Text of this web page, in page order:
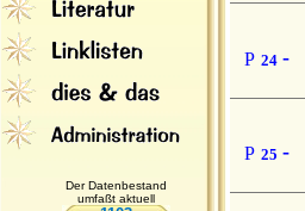
Der Datenbestand
umfaßt aktuell
P 24 -
P 25 -